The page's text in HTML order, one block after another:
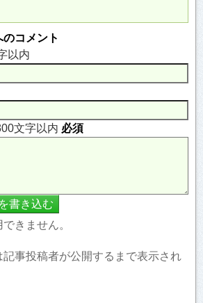
コメント
以内
文字以内 必須
きません。
記事投稿者が公開するまで表示され